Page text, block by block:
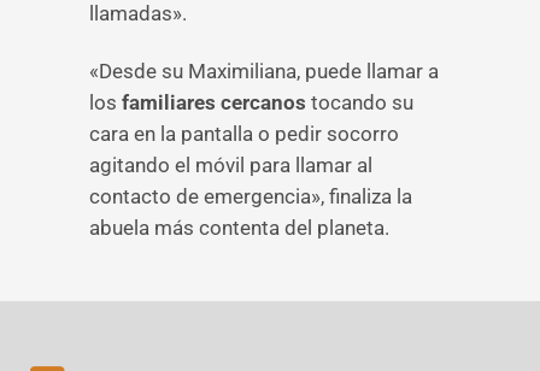
llamadas».
«Desde su Maximiliana, puede llamar a
los familiares cercanos tocando su
cara en la pantalla o pedir socorro
agitando el móvil para llamar al
contacto de emergencia», finaliza la
abuela más contenta del planeta.